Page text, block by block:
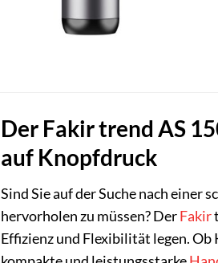
Der Fakir trend AS
auf Knopfdruck
Sind Sie auf der Suche nach einer
hervorholen zu müssen? DerFakir
Effizienz und Flexibilität legen. Ob